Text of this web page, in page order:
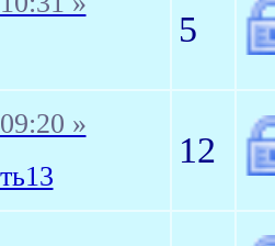
5
09:20 »
12